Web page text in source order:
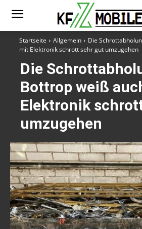
Startseite Allgemein
Die
mit Elektronik schrott sehr gut umzugehen
Die
Bottrop weiß
Elektronik
umzugehen